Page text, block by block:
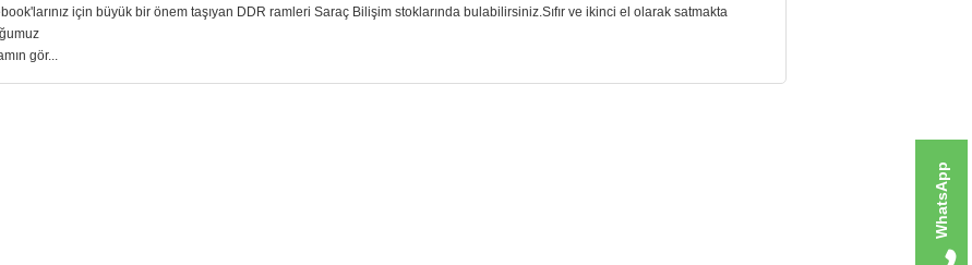
için büyük bir önem taşıyan DDR ramleri Saraç Bilişim stoklarında bulabilirsiniz.Sıfır ve ikinci el olarak satmakta
gör...
WhatsApp